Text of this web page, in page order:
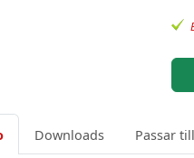
Downloads Passar till